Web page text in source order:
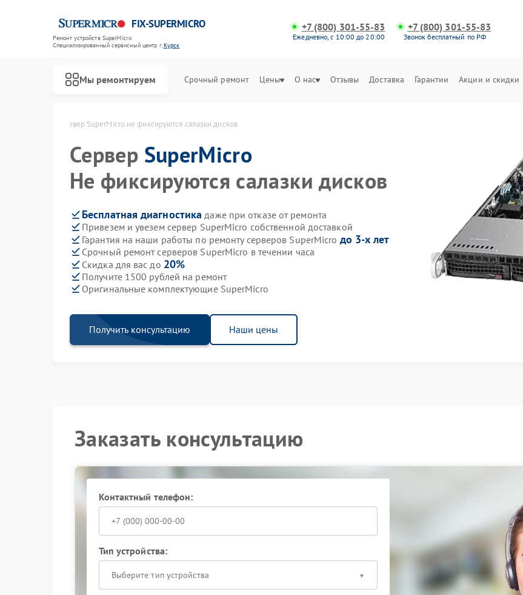
FIX-SUPERMICRO
Ремонт устройств SuperMicro
Специализированный cервисный центр г.Курск
+7 (800) 301-55-83
Ежедневно, с 10:00 до 20:00
+7 (800) 301-55-83
Звонок бесплатный по РФ
Мы ремонтируем Срочный ремонт Цены О нас Отзывы Доставка Гарантии Акции и скидки
Сервер SuperMicro не фиксируются салазки дисков
Сервер SuperMicro
Не фиксируются салазки дисков
Бесплатная диагностика даже при отказе от ремонта
Привезем и увезем сервер SuperMicro собственной доставкой
Гарантия на наши работы по ремонту серверов SuperMicro до 3-х лет
Срочный ремонт серверов SuperMicro в течении часа
Скидка для вас до 20%
Получите 1500 рублей на ремонт
Оригинальные комплектующие SuperMicro
Получить консультацию Наши цены
Заказать консультацию
Контактный телефон:
Тип устройства:
Выберите тип устройства